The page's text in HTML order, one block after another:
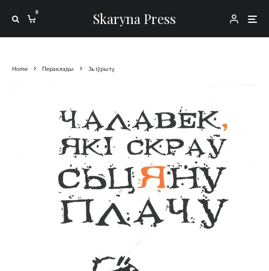
0 Skaryna Press
Home Пераклады Зь іўрыту